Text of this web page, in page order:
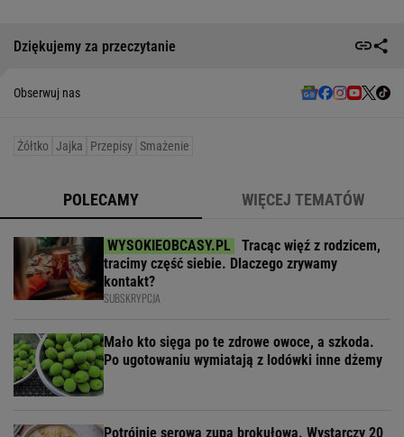
Dziękujemy za przeczytanie
Obserwuj nas
Żółtko Jajka Przepisy Smażenie
POLECAMY WIĘCEJ TEMATÓW
Tracąc więź z rodzicem,
tracimy część siebie. Dlaczego zrywamy
kontakt?
SUBSKRYPCJA
Mało kto sięga po te zdrowe owoce, a szkoda.
Po ugotowaniu wymiatają z lodówki inne dżemy
Potrójnie serowa zupa brokułowa. Wystarczy 20